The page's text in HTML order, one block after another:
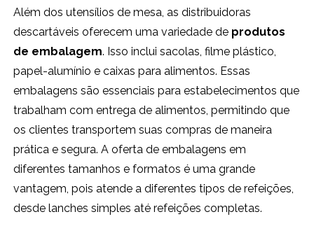
Além dos utensílios de mesa, as distribuidoras
descartáveis oferecem uma variedade de produtos
de embalagem. Isso inclui sacolas, filme plástico,
papel-alumínio e caixas para alimentos. Essas
embalagens são essenciais para estabelecimentos que
trabalham com entrega de alimentos, permitindo que
os clientes transportem suas compras de maneira
prática e segura. A oferta de embalagens em
diferentes tamanhos e formatos é uma grande
vantagem, pois atende a diferentes tipos de refeições,
desde lanches simples até refeições completas.